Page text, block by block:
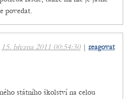
povedat.
15. března 2011 00:54:30| reagovat
státního školství na celou